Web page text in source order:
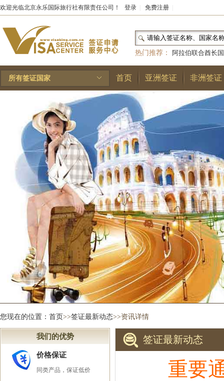
欢迎光临北京永乐国际旅行社有限责任公司！ 登录 免费注册
热门推荐：
阿拉伯联合酋长国
和国|布基纳法索|巴勒斯坦
林王国|安道尔公国|
所有签证国家 首页 亚洲签证 非洲签证
您现在的位置： 首页>>签证最新动态>>资讯详情
我们的优势
价格保证
同类产品，保证低价
签证最新动态
重要